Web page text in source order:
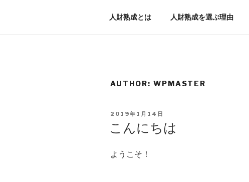
人財熟成とは 人財熟成を選ぶ理由
AUTHOR: WPMASTER
POSTED
2019年1月14日
こんにちは
ようこそ！